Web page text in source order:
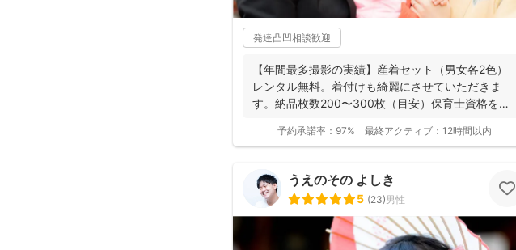
発達凸凹相談歓迎
【年間最多撮影の実績】産着セット（男女各2色）
レンタル無料。着付けも綺麗にさせていただきま
す。納品枚数200〜300枚（目安）保育士資格を持
予約承諾率： 97% 最終アクティブ： 12時間以内
うえのその よしき
5 (23)男性